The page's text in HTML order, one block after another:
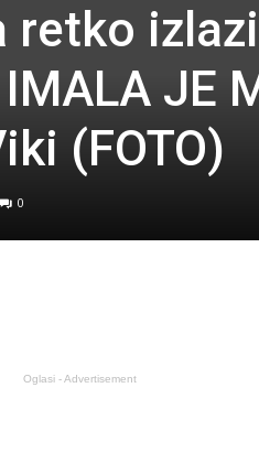
retko
JE
(FOTO)
0
Oglasi - Advertisement